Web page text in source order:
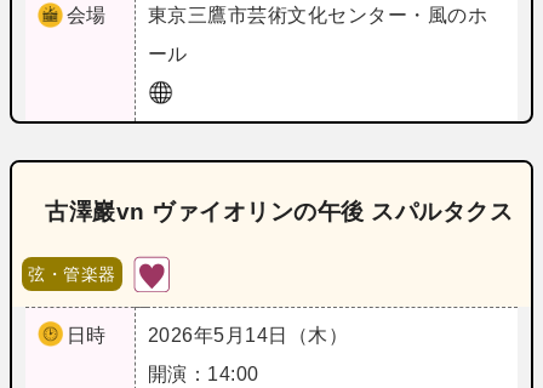
会場 東京三鷹市芸術文化センター・風のホ
ール
古澤巖vn ヴァイオリンの午後 スパルタクス
弦・管楽器
日時
2026年5月14日（木）
開演：14:00